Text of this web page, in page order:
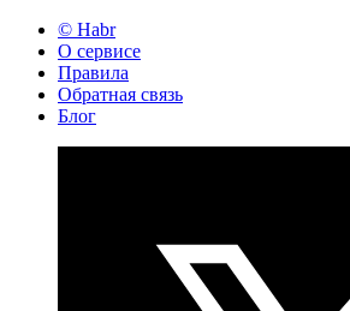
© Habr
О сервисе
Правила
Обратная связь
Блог